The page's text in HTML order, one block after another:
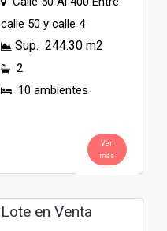
calle 50 y calle 4
Sup. 244.30 m2
2
10 ambientes
Ver
más
Lote en Venta